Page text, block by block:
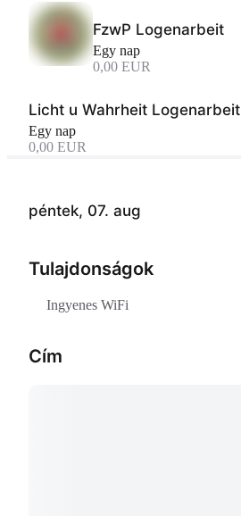
péntek, 07. aug
Tulajdonságok
Ingyenes WiFi
Cím
FzwP Logenarbeit
Egy nap
0,00 EUR
Licht u Wahrheit Logenarbeit
Egy nap
0,00 EUR